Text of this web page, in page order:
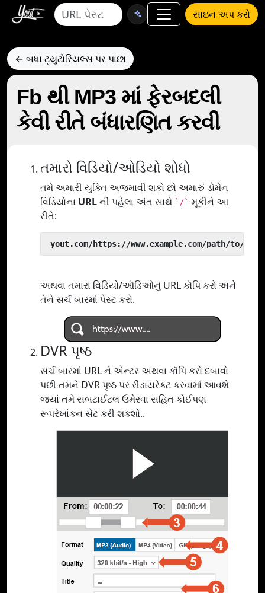
સાઇન અપ કરો
← બધા ટ્યુટોરિયલ્સ પર પાછા
Fb થી MP3 માં ફેરબદલી
કેવી રીતે બંધારણિત કરવી
તમારો વિડિયો/ઓડિયો શોધો
તમે અમારી યુક્તિ અજમાવી શકો છો અમારું ડોમેન
વિડિયોના URLની પહેલા અંત સાથે `/` મૂકીને આ
રીતે:
yout.com/https://www.example.com/path/to/
અથવા તમારા વિડિયો/ઑડિઓનું URL કૉપિ કરો અને
તેને સર્ચ બારમાં પેસ્ટ કરો.
DVR પૃષ્ઠ
સર્ચ બારમાં URL ને એન્ટર અથવા કૉપિ કરો દબાવો
પછી તમને DVR પૃષ્ઠ પર રીડાયરેક્ટ કરવામાં આવશે
જ્યાં તમે સબટાઈટલ ઉમેરવા સહિત કોઈપણ
રૂપરેખાંકન સેટ કરી શકશો..